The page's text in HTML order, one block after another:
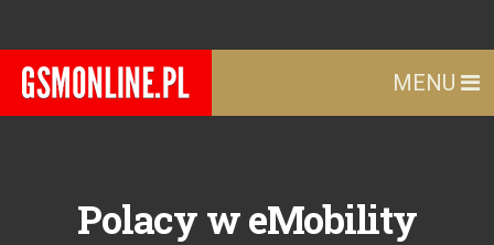
MENU
Polacy w eMobility